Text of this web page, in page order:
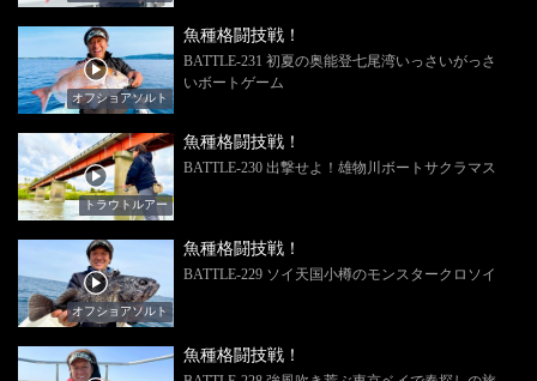
オフショアソルト
魚種格闘技戦！
BATTLE-231 初夏の奥能登七尾湾いっさいがっさ
いボートゲーム
トラウトルアー
魚種格闘技戦！
BATTLE-230 出撃せよ！雄物川ボートサクラマス
オフショアソルト
魚種格闘技戦！
BATTLE-229 ソイ天国小樽のモンスタークロソイ
魚種格闘技戦！